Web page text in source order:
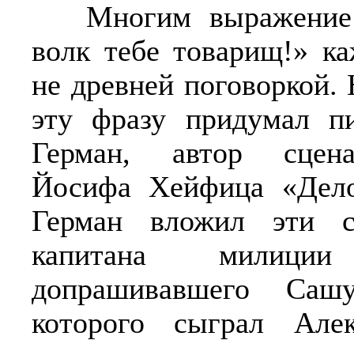
Многим выражение
волк тебе товарищ!»
не древней
эту фразу придумал
Герман, автор
Йосифа Хейфица
Герман вложил эти
капитана
допрашивавшего
которого сыграл